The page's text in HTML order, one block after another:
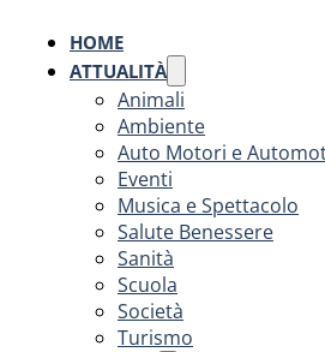
HOME
ATTUALITÀ
Animali
Ambiente
Auto Motori e
Eventi
Musica e Spettacolo
Salute Benessere
Sanità
Scuola
Società
Turismo